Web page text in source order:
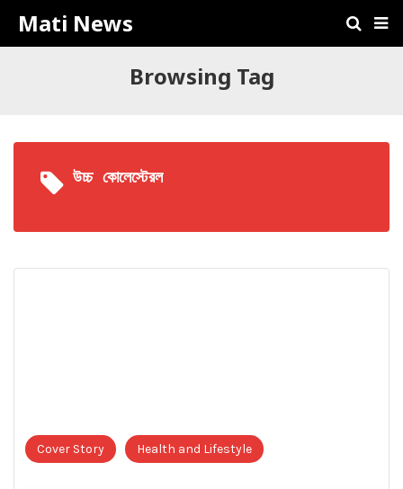
Mati News
Browsing Tag
উচ্চ কোলেস্টেরল
Cover Story Health and Lifestyle